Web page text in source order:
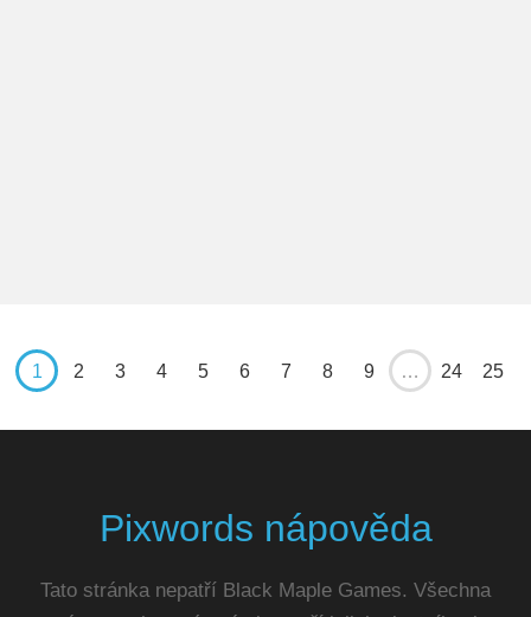
1 2 3 4 5 6 7 8 9 … 24 25
Pixwords nápověda
Tato stránka nepatří Black Maple Games. Všechna